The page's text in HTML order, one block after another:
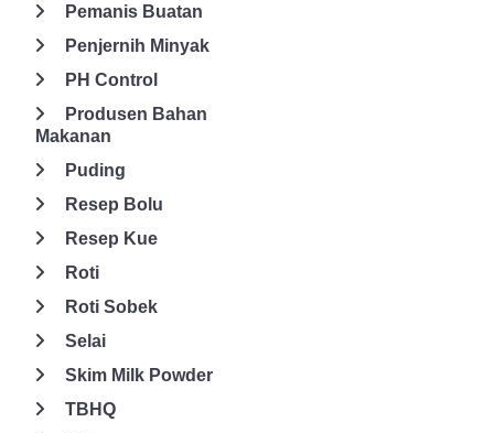
Pemanis Buatan
Penjernih Minyak
PH Control
Produsen Bahan
Makanan
Puding
Resep Bolu
Resep Kue
Roti
Roti Sobek
Selai
Skim Milk Powder
TBHQ